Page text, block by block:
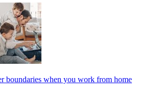
boundaries when you work from home